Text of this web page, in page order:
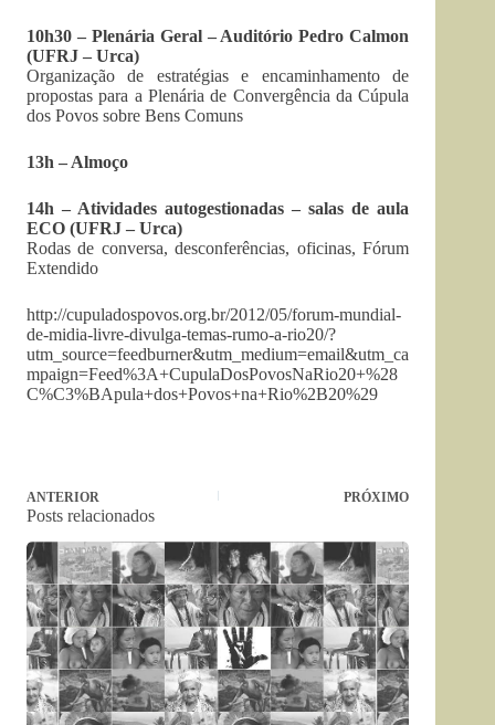
10h30 – Plenária Geral – Auditório Pedro Calmon
(UFRJ – Urca)
Organização de estratégias e encaminhamento de
propostas para a Plenária de Convergência da Cúpula
dos Povos sobre Bens Comuns
13h – Almoço
14h – Atividades autogestionadas – salas de aula
ECO (UFRJ – Urca)
Rodas de conversa, desconferências, oficinas, Fórum
Extendido
http://cupuladospovos.org.br/2012/05/forum-mundial-
de-midia-livre-divulga-temas-rumo-a-rio20/?
utm_source=feedburner&utm_medium=email&utm_ca
mpaign=Feed%3A+CupulaDosPovosNaRio20+%28
C%C3%BApula+dos+Povos+na+Rio%2B20%29
ANTERIOR PRÓXIMO
Posts relacionados